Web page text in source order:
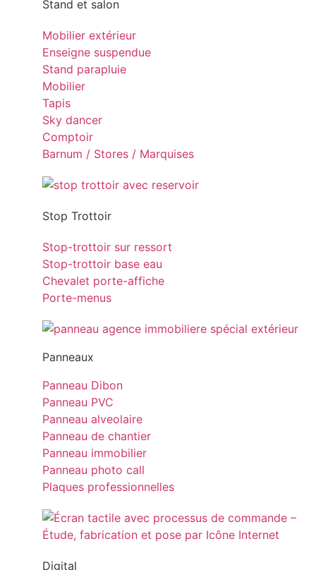
Stand et salon
Mobilier extérieur
Enseigne suspendue
Stand parapluie
Mobilier
Tapis
Sky dancer
Comptoir
Barnum / Stores / Marquises
Stop Trottoir
Stop-trottoir sur ressort
Stop-trottoir base eau
Chevalet porte-affiche
Porte-menus
Panneaux
Panneau Dibon
Panneau PVC
Panneau alveolaire
Panneau de chantier
Panneau immobilier
Panneau photo call
Plaques professionnelles
Digital